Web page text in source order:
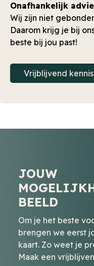
Onafhankelijk
Wij zijn niet
Daarom krijg je bij
beste bij jou past!
Vrijblijvend
JOUW
BEELD
Om je het beste
brengen we eerst
kaart. Zo weet je
Maak een